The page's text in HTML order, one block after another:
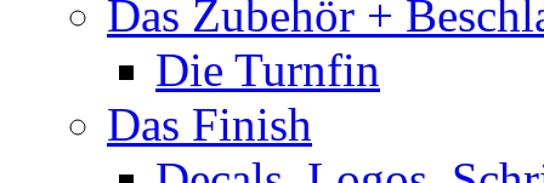
Das Zubehör +
Die Turnfin
Das Finish